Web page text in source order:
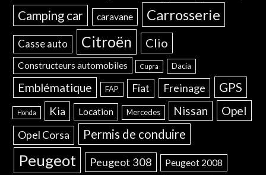
Camping car caravane Carrosserie
Casse auto Citroën Clio
Constructeurs automobiles Cupra Dacia
Emblématique FAP Fiat Freinage GPS
Honda Kia Location Mercedes Nissan Opel
Opel Corsa Permis de conduire
Peugeot Peugeot 308 Peugeot 2008